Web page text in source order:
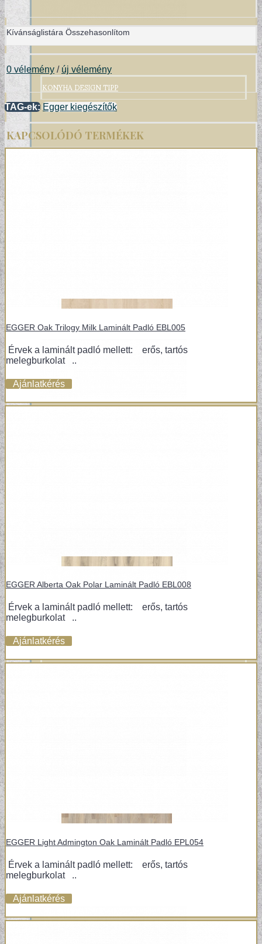
KONYHA DESIGN TIPP
VIRÁGOS TAPÉTÁK
TERVEZŐI KOLLEKCIÓINK
Kívánságlistára Összehasonlítom
0 vélemény / új vélemény
TAG-ek: Egger kiegészítők
KAPCSOLÓDÓ TERMÉKEK
EGGER Oak Trilogy Milk Laminált Padló EBL005
Érvek a laminált padló mellett: erős, tartós
melegburkolat ..
Ajánlatkérés
EGGER Alberta Oak Polar Laminált Padló EBL008
Érvek a laminált padló mellett: erős, tartós
melegburkolat ..
Ajánlatkérés
EGGER Light Admington Oak Laminált Padló EPL054
Érvek a laminált padló mellett: erős, tartós
melegburkolat ..
Ajánlatkérés